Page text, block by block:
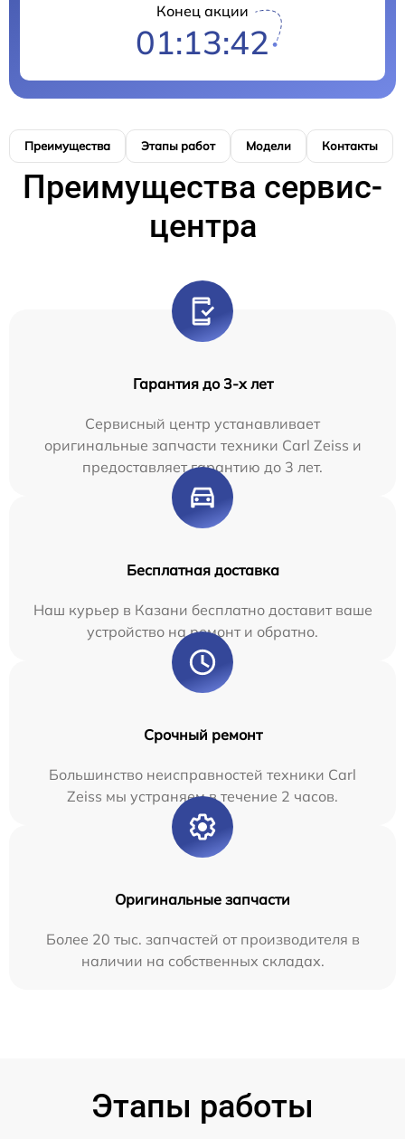
Конец акции
01:13:42
Преимущества Этапы работ Модели Контакты
Преимущества сервис-
центра
Гарантия до 3-х лет
Сервисный центр устанавливает
оригинальные запчасти техники Carl Zeiss и
предоставляет гарантию до 3 лет.
Бесплатная доставка
Наш курьер в Казани бесплатно доставит ваше
устройство на ремонт и обратно.
Срочный ремонт
Большинство неисправностей техники Carl
Zeiss мы устраняем в течение 2 часов.
Оригинальные запчасти
Более 20 тыс. запчастей от производителя в
наличии на собственных складах.
Этапы работы